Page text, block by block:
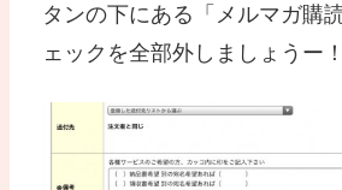
タンの下にある「メルマガ購
ェックを全部外しましょうー！